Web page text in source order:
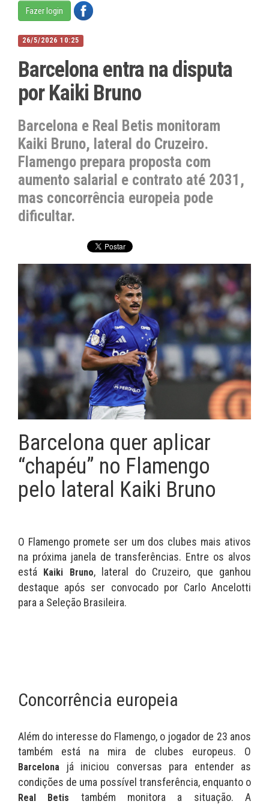
Fazer login
26/5/2026 10:25
Barcelona entra na disputa
por Kaiki Bruno
Barcelona e Real Betis monitoram
Kaiki Bruno, lateral do Cruzeiro.
Flamengo prepara proposta com
aumento salarial e contrato até 2031,
mas concorrência europeia pode
dificultar.
Barcelona quer aplicar
“chapéu” no Flamengo
pelo lateral Kaiki Bruno
O Flamengo promete ser um dos clubes mais ativos
na próxima janela de transferências. Entre os alvos
está Kaiki Bruno, lateral do Cruzeiro, que ganhou
destaque após ser convocado por Carlo Ancelotti
para a Seleção Brasileira.
Concorrência europeia
Além do interesse do Flamengo, o jogador de 23 anos
também está na mira de clubes europeus. O
Barcelona
já iniciou conversas para entender as
condições de uma possível transferência, enquanto o
Real Betis
também monitora a situação. A